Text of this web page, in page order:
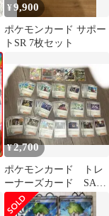
¥9,900
ポケモンカード サポー
トSR 7枚セット
¥2,700
ポケモンカード トレ
ーナーズカード SAR
SR ノーマルまとめ売り